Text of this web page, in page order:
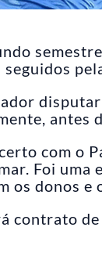
antes
com o
Foi uma
os donos e
contrato